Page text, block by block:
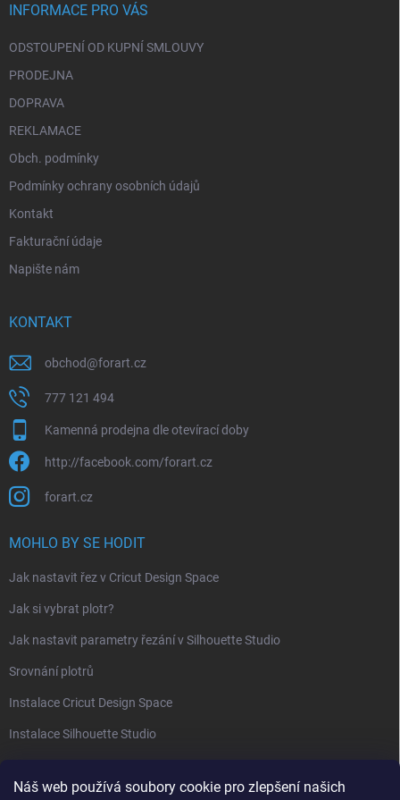
Náš web používá soubory cookie pro zlepšení našich
INFORMACE PRO VÁS
ODSTOUPENÍ OD KUPNÍ SMLOUVY
PRODEJNA
DOPRAVA
REKLAMACE
Obch. podmínky
Podmínky ochrany osobních údajů
Kontakt
Fakturační údaje
Napište nám
KONTAKT
obchod@forart.cz
777 121 494
Kamenná prodejna dle otevírací doby
http://facebook.com/forart.cz
forart.cz
MOHLO BY SE HODIT
Jak nastavit řez v Cricut Design Space
Jak si vybrat plotr?
Jak nastavit parametry řezání v Silhouette Studio
Srovnání plotrů
Instalace Cricut Design Space
Instalace Silhouette Studio
PŘIJÍMÁME ONLINE PLATBY